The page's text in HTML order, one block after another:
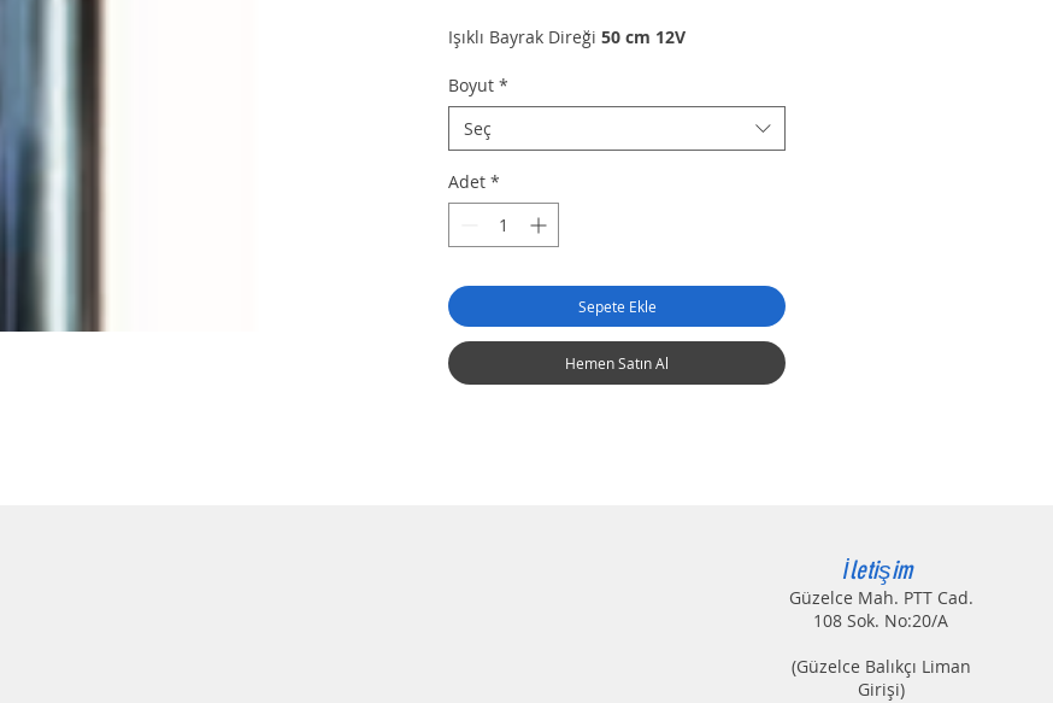
Işıklı Bayrak Direği 50 cm 12V
Boyut *
Seç
Adet *
Sepete Ekle
Hemen Satın Al
İletişim
Güzelce Mah. PTT Cad.
108 Sok. No:20/A
(Güzelce Balıkçı Liman
Girişi)